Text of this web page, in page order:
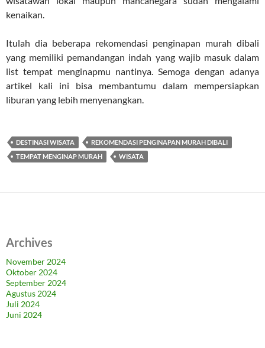
kenaikan.
Itulah dia beberapa rekomendasi penginapan murah dibali
yang memiliki pemandangan indah yang wajib masuk dalam
list tempat menginapmu nantinya. Semoga dengan adanya
artikel kali ini bisa membantumu dalam mempersiapkan
liburan yang lebih menyenangkan.
DESTINASI WISATA
REKOMENDASI PENGINAPAN MURAH DIBALI
TEMPAT MENGINAP MURAH
WISATA
Archives
November 2024
Oktober 2024
September 2024
Agustus 2024
Juli 2024
Juni 2024